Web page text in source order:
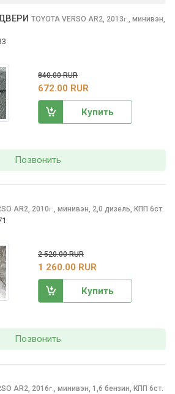
TOYOTA VERSO AR2, 2013г., минивэн,
840.00 RUR
672.00 RUR
Купить
Позвонить
AR2, 2010г., минивэн, 2,0 дизель, КПП 6ст.
2 520.00 RUR
1 260.00 RUR
Купить
Позвонить
AR2, 2016г. минивэн, 1,6 бензин, КПП 6ст.